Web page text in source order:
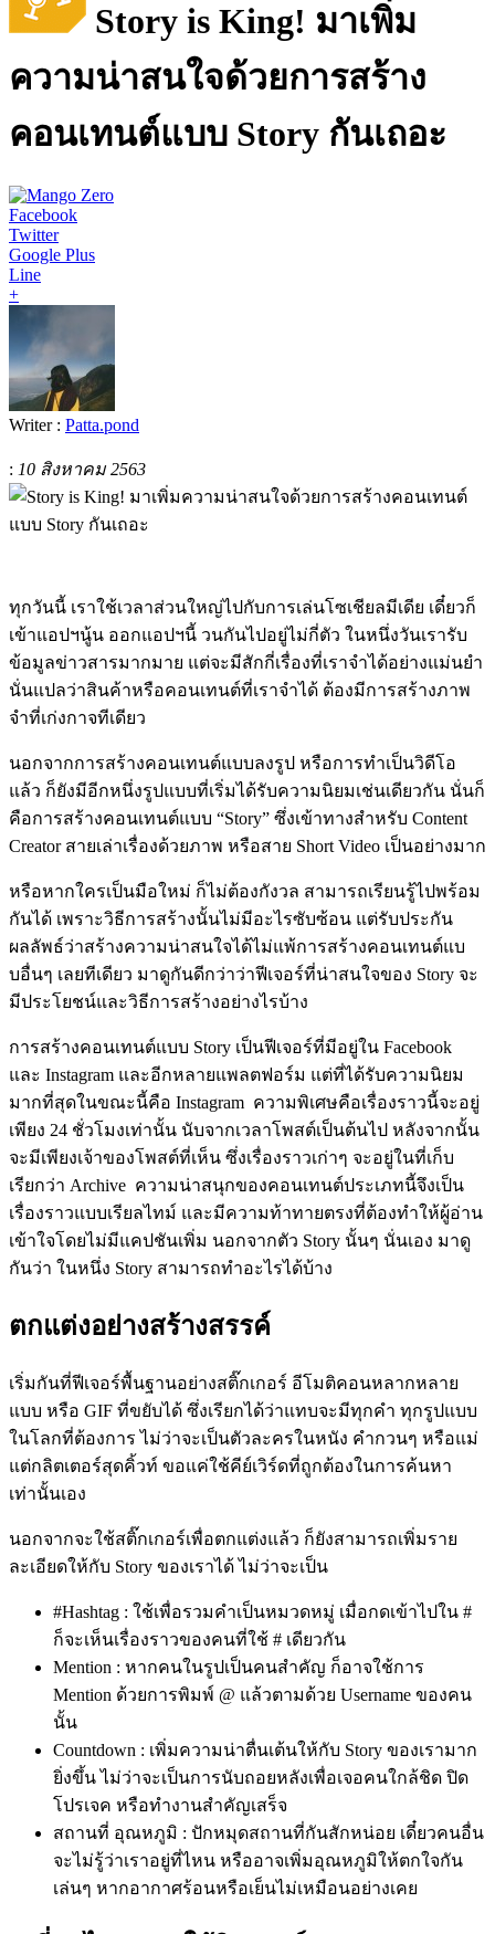
Story is King! มาเพิ่ม
ความน่าสนใจด้วยการสร้าง
คอนเทนต์แบบ Story กันเถอะ
Facebook
Twitter
Google Plus
Line
+
Writer : Patta.pond
: 10 สิงหาคม 2563
ทุกวันนี้ เราใช้เวลาส่วนใหญ่ไปกับการเล่นโซเชียลมีเดีย เดี๋ยวก็
เข้าแอปฯนู้น ออกแอปฯนี้ วนกันไปอยู่ไม่กี่ตัว ในหนึ่งวันเรารับ
ข้อมูลข่าวสารมากมาย แต่จะมีสักกี่เรื่องที่เราจำได้อย่างแม่นยำ
นั่นแปลว่าสินค้าหรือคอนเทนต์ที่เราจำได้ ต้องมีการสร้างภาพ
จำที่เก่งกาจทีเดียว
นอกจากการสร้างคอนเทนต์แบบลงรูป หรือการทำเป็นวิดีโอ
แล้ว ก็ยังมีอีกหนึ่งรูปแบบที่เริ่มได้รับความนิยมเช่นเดียวกัน นั่นก็
คือการสร้างคอนเทนต์แบบ “Story” ซึ่งเข้าทางสำหรับ Content
Creator สายเล่าเรื่องด้วยภาพ หรือสาย Short Video เป็นอย่างมาก
หรือหากใครเป็นมือใหม่ ก็ไม่ต้องกังวล สามารถเรียนรู้ไปพร้อม
กันได้ เพราะวิธีการสร้างนั้นไม่มีอะไรซับซ้อน แต่รับประกัน
ผลลัพธ์ว่าสร้างความน่าสนใจได้ไม่แพ้การสร้างคอนเทนต์แบ
บอื่นๆ เลยทีเดียว มาดูกันดีกว่าว่าฟีเจอร์ที่น่าสนใจของ Story จะ
มีประโยชน์และวิธีการสร้างอย่างไรบ้าง
การสร้างคอนเทนต์แบบ Story เป็นฟีเจอร์ที่มีอยู่ใน Facebook
และ Instagram และอีกหลายแพลตฟอร์ม แต่ที่ได้รับความนิยม
มากที่สุดในขณะนี้คือ Instagram ความพิเศษคือเรื่องราวนี้จะอยู่
เพียง 24 ชั่วโมงเท่านั้น นับจากเวลาโพสต์เป็นต้นไป หลังจากนั้น
จะมีเพียงเจ้าของโพสต์ที่เห็น ซึ่งเรื่องราวเก่าๆ จะอยู่ในที่เก็บ
เรียกว่า Archive ความน่าสนุกของคอนเทนต์ประเภทนี้จึงเป็น
เรื่องราวแบบเรียลไทม์ และมีความท้าทายตรงที่ต้องทำให้ผู้อ่าน
เข้าใจโดยไม่มีแคปชันเพิ่ม นอกจากตัว Story นั้นๆ นั่นเอง มาดู
กันว่า ในหนึ่ง Story สามารถทำอะไรได้บ้าง
ตกแต่งอย่างสร้างสรรค์
เริ่มกันที่ฟีเจอร์พื้นฐานอย่างสติ๊กเกอร์ อีโมติคอนหลากหลาย
แบบ หรือ GIF ที่ขยับได้ ซึ่งเรียกได้ว่าแทบจะมีทุกคำ ทุกรูปแบบ
ในโลกที่ต้องการ ไม่ว่าจะเป็นตัวละครในหนัง คำกวนๆ หรือแม่
แต่กลิตเตอร์สุดคิ้วท์ ขอแค่ใช้คีย์เวิร์ดที่ถูกต้องในการค้นหา
เท่านั้นเอง
นอกจากจะใช้สติ๊กเกอร์เพื่อตกแต่งแล้ว ก็ยังสามารถเพิ่มราย
ละเอียดให้กับ Story ของเราได้ ไม่ว่าจะเป็น
#Hashtag : ใช้เพื่อรวมคำเป็นหมวดหมู่ เมื่อกดเข้าไปใน #
ก็จะเห็นเรื่องราวของคนที่ใช้ # เดียวกัน
Mention : หากคนในรูปเป็นคนสำคัญ ก็อาจใช้การ
Mention ด้วยการพิมพ์ @ แล้วตามด้วย Username ของคน
นั้น
Countdown : เพิ่มความน่าตื่นเต้นให้กับ Story ของเรามาก
ยิ่งขึ้น ไม่ว่าจะเป็นการนับถอยหลังเพื่อเจอคนใกล้ชิด ปิด
โปรเจค หรือทำงานสำคัญเสร็จ
สถานที่ อุณหภูมิ : ปักหมุดสถานที่กันสักหน่อย เดี๋ยวคนอื่น
จะไม่รู้ว่าเราอยู่ที่ไหน หรืออาจเพิ่มอุณหภูมิให้ตกใจกัน
เล่นๆ หากอากาศร้อนหรือเย็นไม่เหมือนอย่างเคย